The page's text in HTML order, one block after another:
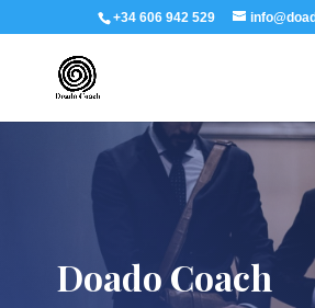
+34 606 942 529
Doado Coach